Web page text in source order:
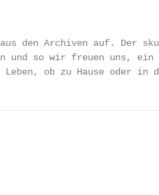
den Archiven auf. Der
und so wir freuen uns, ein
ob zu Hause oder in